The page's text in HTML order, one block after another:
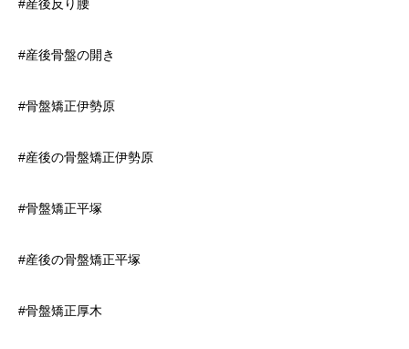
#産後反り腰
#産後骨盤の開き
#骨盤矯正伊勢原
#産後の骨盤矯正伊勢原
#骨盤矯正平塚
#産後の骨盤矯正平塚
#骨盤矯正厚木